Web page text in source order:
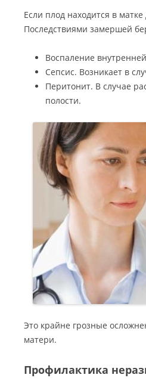
Если плод находится в
Последствиями замершей
Воспаление
Сепсис. Возникает в
Перитонит. В случае
полости.
Это крайне грозные
матери.
Профилактика